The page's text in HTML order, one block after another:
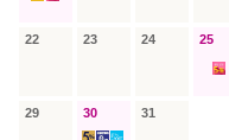
22 23 24 25
29 30 31